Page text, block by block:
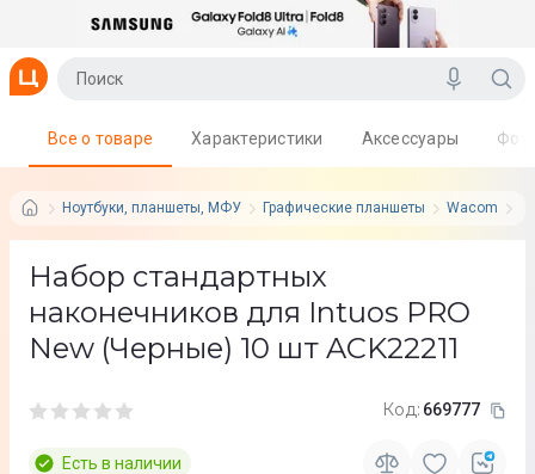
Ноутбуки, планшеты, МФУ Графические планшеты Wacom
Все о товаре Характеристики Аксессуары
Набор стандартных
наконечников для Intuos PRO
New (Черные) 10 шт ACK22211
Код: 669777
Есть в наличии